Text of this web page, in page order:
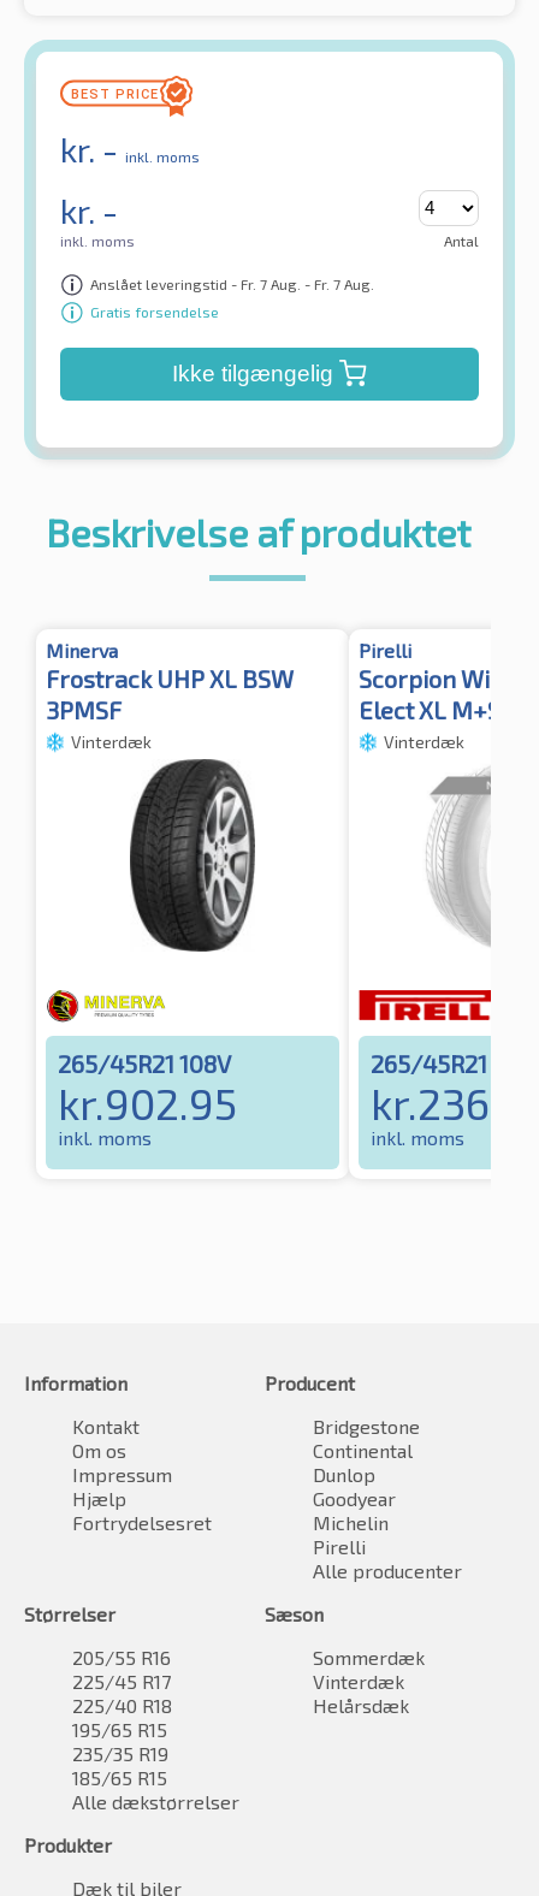
kr. - inkl. moms
kr. -
inkl. moms Antal
Anslået leveringstid - Fr. 7 Aug. - Fr. 7 Aug.
Gratis forsendelse
Ikke tilgængelig
Beskrivelse af produktet
Minerva
Frostrack UHP XL BSW
3PMSF
Vinterdæk
265/45R21 108V
kr.902.95
inkl. moms
Pirelli
Scorpion Winter
Elect XL M+S
Vinterdæk
265/45R21
kr.
inkl. moms
Information
Kontakt
Om os
Impressum
Hjælp
Fortrydelsesret
Producent
Bridgestone
Continental
Dunlop
Goodyear
Michelin
Pirelli
Alle producenter
Størrelser
205/55 R16
225/45 R17
225/40 R18
195/65 R15
235/35 R19
185/65 R15
Alle dækstørrelser
Sæson
Sommerdæk
Vinterdæk
Helårsdæk
Produkter
Dæk til biler